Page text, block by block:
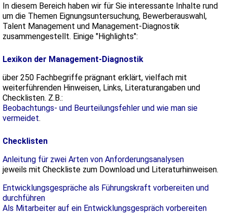
In diesem Bereich haben wir für Sie interessante Inhalte rund
um die Themen Eignungsuntersuchung, Bewerberauswahl,
Talent Management und Management-Diagnostik
zusammengestellt. Einige "Highlights":
Lexikon der Management-Diagnostik
über 250 Fachbegriffe prägnant erklärt, vielfach mit
weiterführenden Hinweisen, Links, Literaturangaben und
Checklisten. Z.B.:
Beobachtungs- und Beurteilungsfehler und wie man sie
vermeidet.
Checklisten
Anleitung für zwei Arten von Anforderungsanalysen
jeweils mit Checkliste zum Download und Literaturhinweisen.
Entwicklungsgespräche als Führungskraft vorbereiten und
durchführen
Als Mitarbeiter auf ein Entwicklungsgespräch vorbereiten